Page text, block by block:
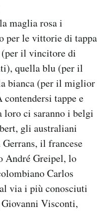
maglia rosa i
per le vittorie di tappa
(per il vincitore di
quella blu (per il
bianca (per il miglior
tappe e
ci saranno i belgi
gli australiani
il francese
André Greipel, lo
Carlos
via i più conosciuti
Visconti,